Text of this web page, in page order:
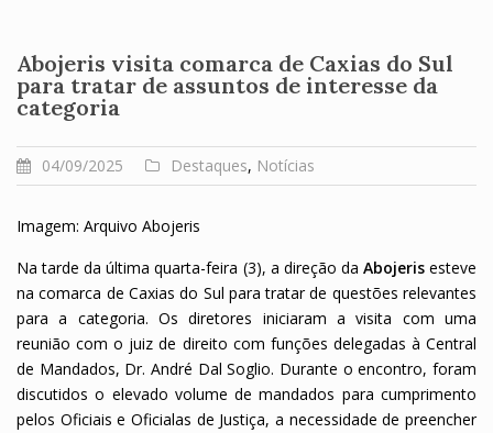
Abojeris visita comarca de Caxias do Sul
para tratar de assuntos de interesse da
categoria
04/09/2025 Destaques, Notícias
Imagem: Arquivo Abojeris
Na tarde da última quarta-feira (3), a direção da Abojerisesteve
na comarca de Caxias do Sul para tratar de questões relevantes
para a categoria. Os diretores iniciaram a visita com uma
reunião com o juiz de direito com funções delegadas à Central
de Mandados, Dr. André Dal Soglio. Durante o encontro, foram
discutidos o elevado volume de mandados para cumprimento
pelos Oficiais e Oficialas de Justiça, a necessidade de preencher